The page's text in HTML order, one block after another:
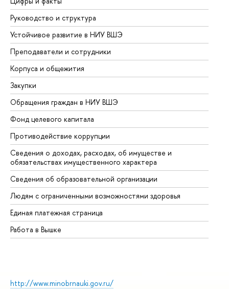
Руководство и структура
Устойчивое развитие в НИУ ВШЭ
Преподаватели и сотрудники
Корпуса и общежития
Закупки
Обращения граждан в НИУ ВШЭ
Фонд целевого капитала
Противодействие коррупции
Сведения о доходах, расходах, об имуществе и
обязательствах имущественного характера
Сведения об образовательной организации
Людям с ограниченными возможностями здоровья
Единая платежная страница
Работа в Вышке
http://www.minobrnauki.gov.ru/